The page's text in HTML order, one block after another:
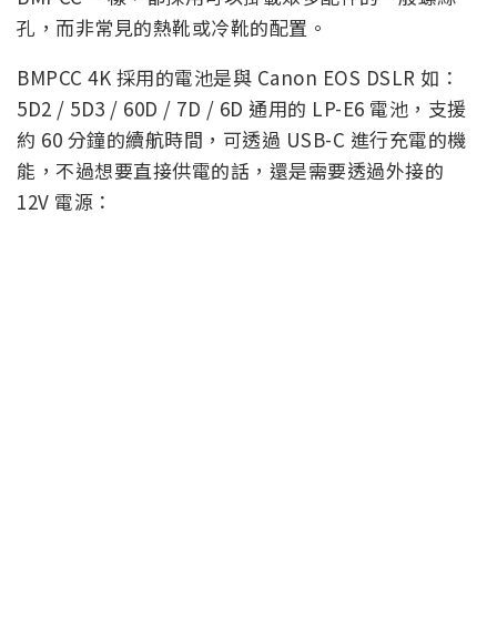
孔，而非常見的熱靴或冷靴的配置。
BMPCC 4K 採用的電池是與 Canon EOS DSLR 如：
5D2 / 5D3 / 60D / 7D / 6D 通用的 LP-E6 電池，支援
約 60 分鐘的續航時間，可透過 USB-C 進行充電的機
能，不過想要直接供電的話，還是需要透過外接的
12V 電源：